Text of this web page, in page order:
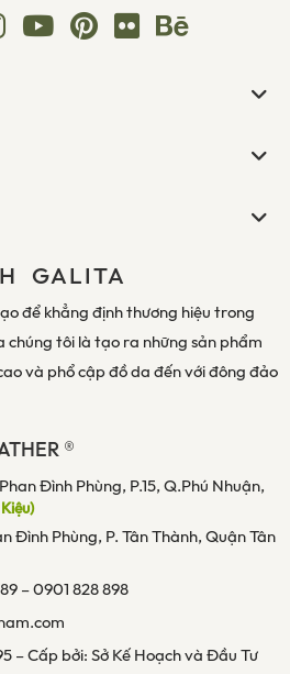
GALITA
để khẳng định thương hiệu trong
chúng tôi là tạo ra những sản phẩm
và phổ cập đồ da đến với đông đảo
®
Đình Phùng, P.15, Q.Phú Nhuận,
Đình Phùng, P. Tân Thành, Quận Tân
–0901 828 898
– Cấp bởi: Sở Kế Hoạch và Đầu Tư